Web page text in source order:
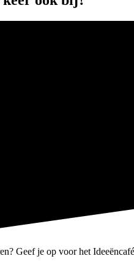
Geef je op voor het